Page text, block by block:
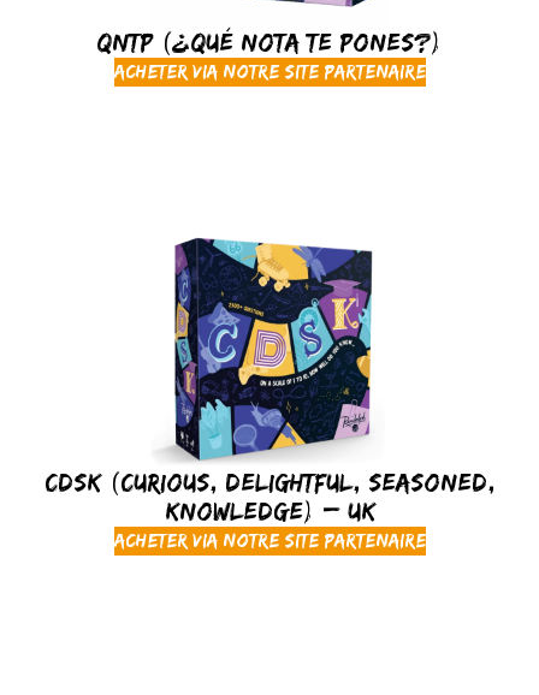
QNTP (¿Qué nota te pones?)
Acheter via notre site partenaire
CDSK (Curious, Delightful, Seasoned,
Knowledge) – UK
Acheter via notre site partenaire